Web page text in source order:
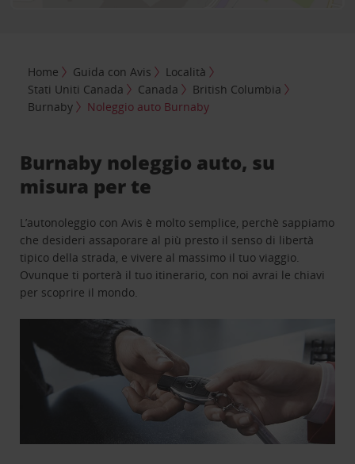
Home Guida con Avis
Località
Stati Uniti Canada
Canada
British Columbia
Burnaby
Noleggio auto Burnaby
Burnaby noleggio auto, su
misura per te
L’autonoleggio con Avis è molto semplice, perchè sappiamo
che desideri assaporare al più presto il senso di libertà
tipico della strada, e vivere al massimo il tuo viaggio.
Ovunque ti porterà il tuo itinerario, con noi avrai le chiavi
per scoprire il mondo.